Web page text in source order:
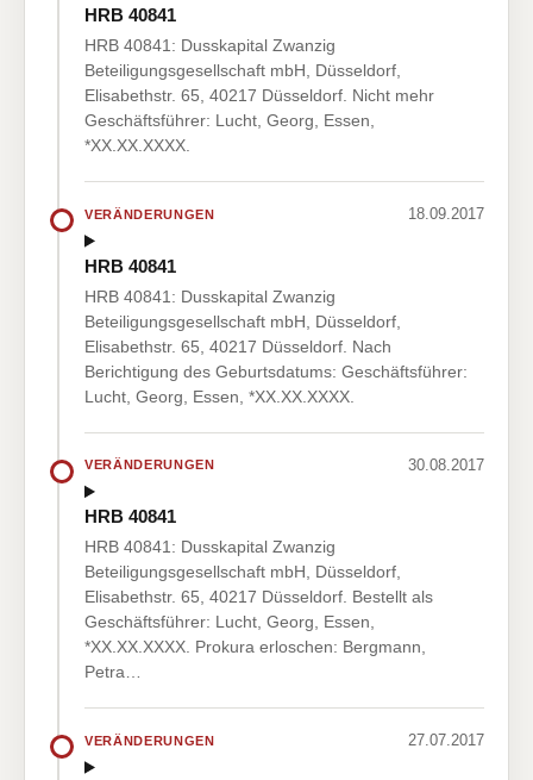
HRB 40841
HRB 40841: Dusskapital Zwanzig
Beteiligungsgesellschaft mbH, Düsseldorf,
Elisabethstr. 65, 40217 Düsseldorf. Nicht mehr
Geschäftsführer: Lucht, Georg, Essen,
*XX.XX.XXXX.
VERÄNDERUNGEN 18.09.2017
HRB 40841
HRB 40841: Dusskapital Zwanzig
Beteiligungsgesellschaft mbH, Düsseldorf,
Elisabethstr. 65, 40217 Düsseldorf. Nach
Berichtigung des Geburtsdatums: Geschäftsführer:
Lucht, Georg, Essen, *XX.XX.XXXX.
VERÄNDERUNGEN 30.08.2017
HRB 40841
HRB 40841: Dusskapital Zwanzig
Beteiligungsgesellschaft mbH, Düsseldorf,
Elisabethstr. 65, 40217 Düsseldorf. Bestellt als
Geschäftsführer: Lucht, Georg, Essen,
*XX.XX.XXXX. Prokura erloschen: Bergmann,
Petra…
VERÄNDERUNGEN 27.07.2017